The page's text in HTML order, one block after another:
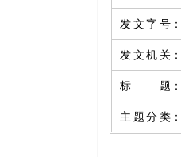
发文字号 ：
发文机关 ：
标题 ：
主题分类 ：